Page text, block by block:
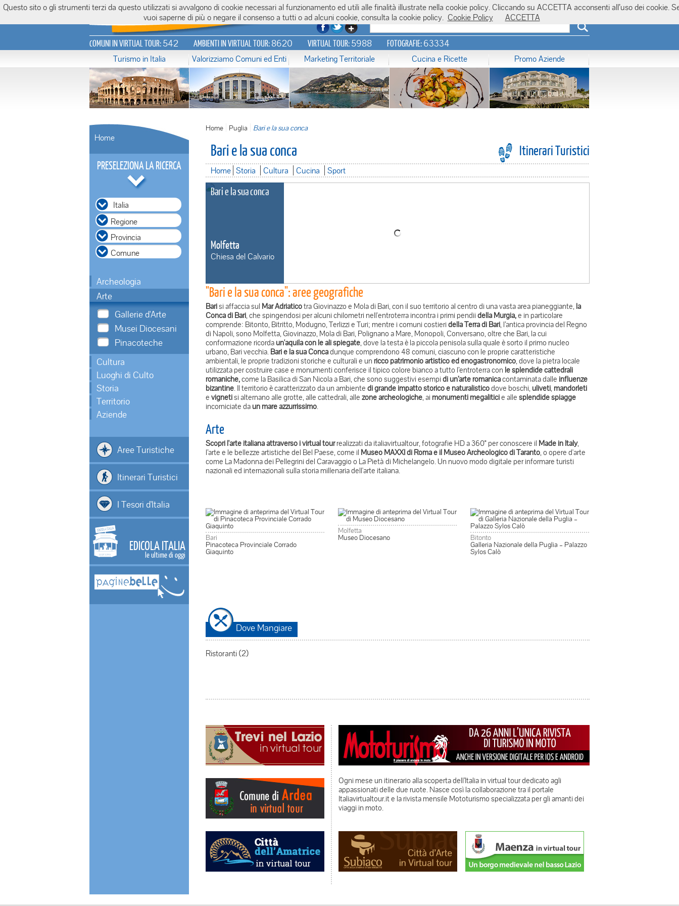
Italiavirtualtour.it
COMUNI IN VIRTUAL TOUR:542 AMBIENTI IN VIRTUAL TOUR:8620 VIRTUAL TOUR:5988 FOTOGRAFIE:63334
Turismo in Italia Valorizziamo Comuni ed Enti Marketing Territoriale Cucina e Ricette Promo Aziende
Home
PRESELEZIONA LA RICERCA
Italia
Archeologia
Arte
Gallerie d'Arte
Musei Diocesani
Pinacoteche
Cultura
Luoghi di Culto
Storia
Territorio
Aziende
Aree Turistiche
Itinerari Turistici
I Tesori d'Italia
EDICOLA ITALIA
le ultime di oggi
Home Puglia Bari e la sua conca
Bari e la sua conca Itinerari Turistici
Home Storia Cultura Cucina Sport
Bari e la sua conca
Molfetta
Chiesa del Calvario
"Bari e la sua conca": aree geografiche
Barisi affaccia sul Mar Adriaticotra Giovinazzo e Mola di Bari, con il suo territorio al centro di una vasta area pianeggiante, la
Conca di Bari , che spingendosi per alcuni chilometri nell'entroterra incontra i primi pendii della Murgia,e in particolare
comprende: Bitonto, Bitritto, Modugno, Terlizzi e Turi; mentre i comuni costieri della Terra di Bari , l’antica provincia del Regno
di Napoli, sono Molfetta, Giovinazzo, Mola di Bari, Polignano a Mare, Monopoli, Conversano, oltre che Bari, la cui
conformazione ricorda un'aquila con le ali spiegate , dove la testa è la piccola penisola sulla quale è sorto il primo nucleo
urbano, Bari vecchia. Bari e la sua Concadunque comprendono 48 comuni, ciascuno con le proprie caratteristiche
ambientali, le proprie tradizioni storiche e culturali e un ricco patrimonio artistico ed enogastronomico , dove la pietra locale
utilizzata per costruire case e monumenti conferisce il tipico colore bianco a tutto l’entroterra con le splendide cattedrali
romaniche,come la Basilica di San Nicola a Bari, che sono suggestivi esempi di un’arte romanicacontaminata dalle influenze
bizantine . Il territorio è caratterizzato da un ambiente di grande impatto storico e naturalisticodove boschi, uliveti mandorleti
e vignetisi alternano alle grotte, alle cattedrali, alle zone archeologiche , ai monumenti megaliticie alle splendide spiagge
incorniciate da un mare azzurrissimo
Arte
Scopri l'arte italiana attraverso i virtual tourrealizzati da italiavirtualtour, fotografie HD a 360° per conoscere il Made in Italy,
l’arte e le bellezze artistiche del Bel Paese, come il Museo MAXXI di Roma e il Museo Archeologico di Taranto , o opere d'arte
come La Madonna dei Pellegrini del Caravaggio o La Pietà di Michelangelo. Un nuovo modo digitale per informare turisti
nazionali ed internazionali sulla storia millenaria dell'arte italiana.
Bari
Pinacoteca Provinciale Corrado
Giaquinto
Molfetta
Museo Diocesano
Bitonto
Galleria Nazionale della Puglia – Palazzo
Sylos Calò
Dove Mangiare
Ristoranti (2)
Ogni mese un itinerario alla scoperta dell’Italia in virtual tour dedicato agli
appassionati delle due ruote. Nasce così la collaborazione tra il portale
Italiavirtualtour.it e la rivista mensile Mototurismo specializzata per gli amanti dei
viaggi in moto.
Questo sito o gli strumenti terzi da questo utilizzati si avvalgono di cookie necessari al funzionamento ed utili alle finalità illustrate nella cookie policy. Cliccando su ACCETTA acconsenti all’uso dei cookie.
vuoi saperne di più o negare il consenso a tutti o ad alcuni cookie, consulta la cookie policy. Cookie Policy ACCETTA